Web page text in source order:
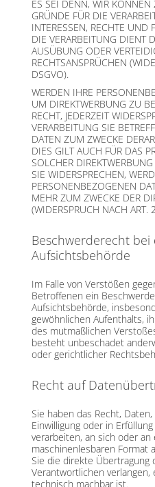
ES SEI DENN, WIR
GRÜNDE FÜR DIE
INTERESSEN, RECHTE UND
DIE VERARBEITUNG DIENT
AUSÜBUNG ODER
RECHTSANSPRÜCHEN
DSGVO).
WERDEN IHRE
UM DIREKTWERBUNG ZU
RECHT, JEDERZEIT
VERARBEITUNG SIE
DATEN ZUM ZWECKE
DIES GILT AUCH FÜR DAS
SOLCHER
SIE WIDERSPRECHEN,
PERSONENBEZOGENEN
MEHR ZUM ZWECKE DER
(WIDERSPRUCH NACH ART.
Beschwerde­recht
Aufsichts­behörde
Im Falle von Verstößen
Betroffenen ein
Aufsichtsbehörde,
gewöhnlichen Aufenthalts,
des mutmaßlichen
besteht unbeschadet
oder gerichtlicher
Recht auf
Sie haben das Recht,
Einwilligung oder in
verarbeiten, an sich oder
maschinenlesbaren Format
Sie die direkte Übertragung
Verantwortlichen
technisch machbar ist.